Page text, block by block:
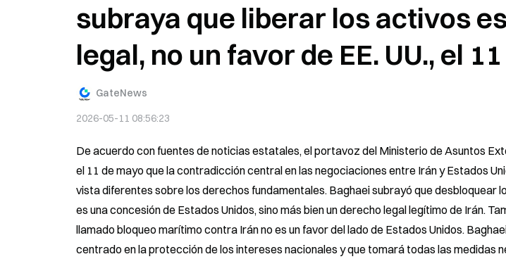
subraya que liberar los activos
legal, no un favor de EE. UU., el
GateNews
2026-05-11 08:56:23
De acuerdo con fuentes de noticias estatales, el portavoz del Ministerio de Asuntos
el 11 de mayo que la contradicción central en las negociaciones entre Irán y Estados
vista diferentes sobre los derechos fundamentales. Baghaei subrayó que desbloquear
es una concesión de Estados Unidos, sino más bien un derecho legal legítimo de Irán.
llamado bloqueo marítimo contra Irán no es un favor del lado de Estados Unidos.
centrado en la protección de los intereses nacionales y que tomará todas las medidas